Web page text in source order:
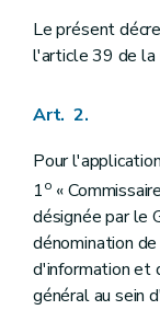
ChapitreIII
Art. 19
Chapitre
Chapitre V
Art. 21
Le présent
l'article 39 de la
Art. 2.
Pour
1o «
désignée par le
dénomination
d'information et
général au sein